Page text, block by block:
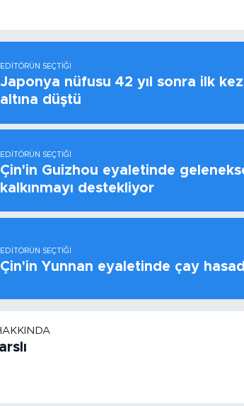
EDITÖRÜN SEÇTIĞI
Japonya nüfusu 42 yıl sonra ilk
altına düştü
EDITÖRÜN SEÇTIĞI
Çin'in Guizhou eyaletinde
kalkınmayı destekliyor
EDITÖRÜN SEÇTIĞI
Çin'in Yunnan eyaletinde çay